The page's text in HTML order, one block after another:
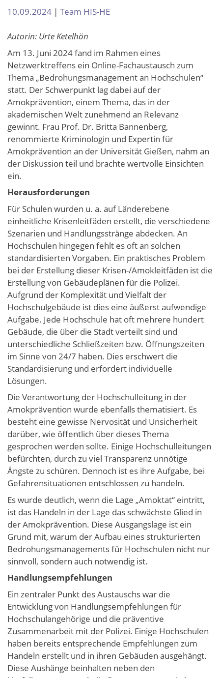
10.09.2024 | Team HIS-HE
Autorin: Urte Ketelhön
Am 13. Juni 2024 fand im Rahmen eines
Netzwerktreffens ein Online-Fachaustausch zum
Thema „Bedrohungsmanagement an Hochschulen“
statt. Der Schwerpunkt lag dabei auf der
Amokprävention, einem Thema, das in der
akademischen Welt zunehmend an Relevanz
gewinnt. Frau Prof. Dr. Britta Bannenberg,
renommierte Kriminologin und Expertin für
Amokprävention an der Universität Gießen, nahm an
der Diskussion teil und brachte wertvolle Einsichten
ein.
Herausforderungen
Für Schulen wurden u. a. auf Länderebene
einheitliche Krisenleitfäden erstellt, die verschiedene
Szenarien und Handlungsstränge abdecken. An
Hochschulen hingegen fehlt es oft an solchen
standardisierten Vorgaben. Ein praktisches Problem
bei der Erstellung dieser Krisen-/Amokleitfäden ist die
Erstellung von Gebäudeplänen für die Polizei.
Aufgrund der Komplexität und Vielfalt der
Hochschulgebäude ist dies eine äußerst aufwendige
Aufgabe. Jede Hochschule hat oft mehrere hundert
Gebäude, die über die Stadt verteilt sind und
unterschiedliche Schließzeiten bzw. Öffnungszeiten
im Sinne von 24/7 haben. Dies erschwert die
Standardisierung und erfordert individuelle
Lösungen.
Die Verantwortung der Hochschulleitung in der
Amokprävention wurde ebenfalls thematisiert. Es
besteht eine gewisse Nervosität und Unsicherheit
darüber, wie öffentlich über dieses Thema
gesprochen werden sollte. Einige Hochschulleitungen
befürchten, durch zu viel Transparenz unnötige
Ängste zu schüren. Dennoch ist es ihre Aufgabe, bei
Gefahrensituationen entschlossen zu handeln.
Es wurde deutlich, wenn die Lage „Amoktat“ eintritt,
ist das Handeln in der Lage das schwächste Glied in
der Amokprävention. Diese Ausgangslage ist ein
Grund mit, warum der Aufbau eines strukturierten
Bedrohungsmanagements für Hochschulen nicht nur
sinnvoll, sondern auch notwendig ist.
Handlungsempfehlungen
Ein zentraler Punkt des Austauschs war die
Entwicklung von Handlungsempfehlungen für
Hochschulangehörige und die präventive
Zusammenarbeit mit der Polizei. Einige Hochschulen
haben bereits entsprechende Empfehlungen zum
Handeln erstellt und in ihren Gebäuden ausgehängt.
Diese Aushänge beinhalten neben den